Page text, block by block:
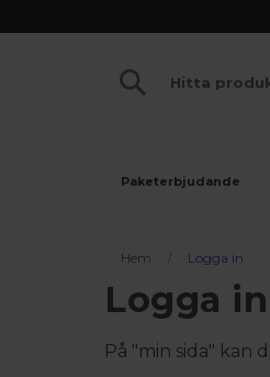
Paketerbjudande
Hem Logga in
Logga in
På "min sida" kan